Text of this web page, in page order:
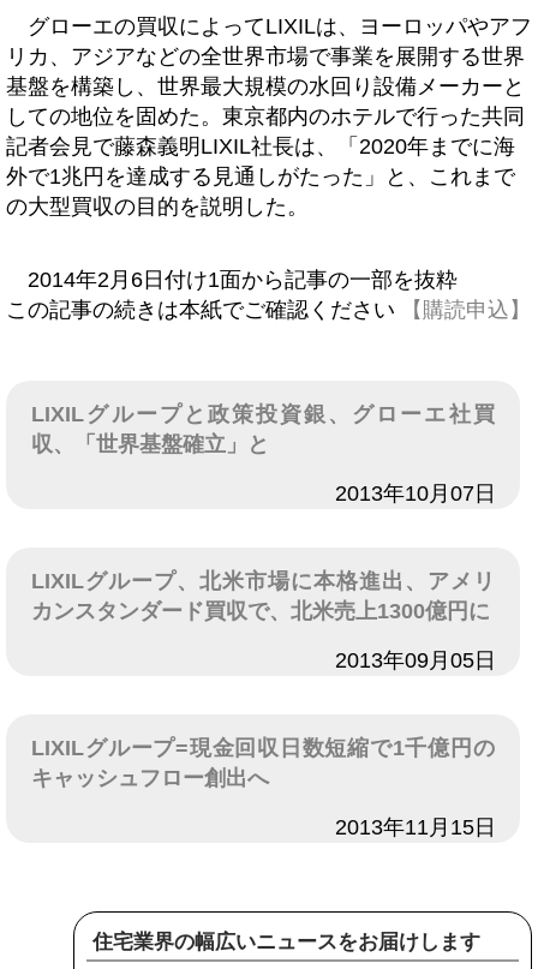
グローエの買収によってLIXILは、ヨーロッパやアフ
リカ、アジアなどの全世界市場で事業を展開する世界
基盤を構築し、世界最大規模の水回り設備メーカーと
しての地位を固めた。東京都内のホテルで行った共同
記者会見で藤森義明LIXIL社長は、「2020年までに海
外で1兆円を達成する見通しがたった」と、これまで
の大型買収の目的を説明した。
2014年2月6日付け1面から記事の一部を抜粋
この記事の続きは本紙でご確認ください
【購読申込】
LIXILグループと政策投資銀、グローエ社買
収、「世界基盤確立」と
2013年10月07日
LIXILグループ、北米市場に本格進出、アメリ
カンスタンダード買収で、北米売上1300億円に
2013年09月05日
LIXILグループ=現金回収日数短縮で1千億円の
キャッシュフロー創出へ
2013年11月15日
住宅業界の幅広いニュースをお届けします